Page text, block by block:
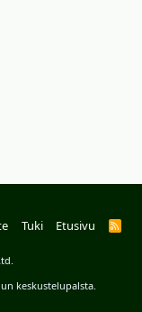
Tuki Etusivu
R
keskustelupalsta.